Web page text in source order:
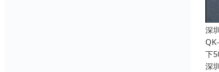
深
下
深